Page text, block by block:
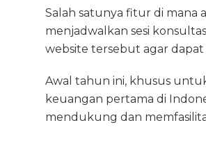
Salah satunya fitur di mana
menjadwalkan sesi
website tersebut agar dapat
Awal tahun ini, khusus
keuangan pertama di
mendukung dan